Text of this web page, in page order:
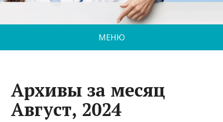
МЕНЮ
Архивы за месяц
Август, 2024